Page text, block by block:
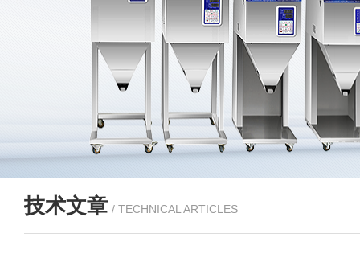
技术文章 / TECHNICAL ARTICLES